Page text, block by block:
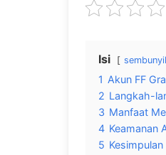
Isi
1 Akun FF
2 Langkah-
3 Manfaat
4 Keamanan
5 Kesimpulan